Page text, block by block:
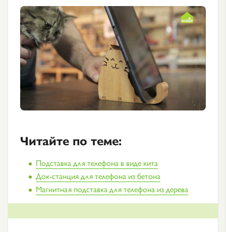
Читайте по теме:
Подставка для телефона в виде кита
Док-станция для телефона из бетона
Магнитная подставка для телефона из дерева